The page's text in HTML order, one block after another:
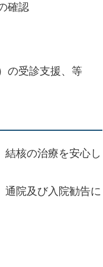
確認
の受診支援、等
核の治療を安心し
通院及び入院勧告に